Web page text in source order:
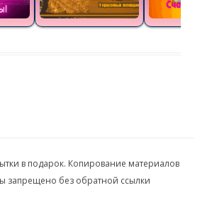
в подарок. Копирование материалов
запрещено без обратной ссылки